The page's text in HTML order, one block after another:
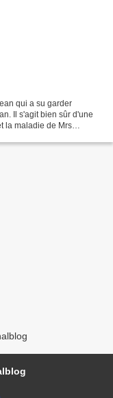
qui a su garder
Il s'agit bien sûr d'une
la maladie de Mrs